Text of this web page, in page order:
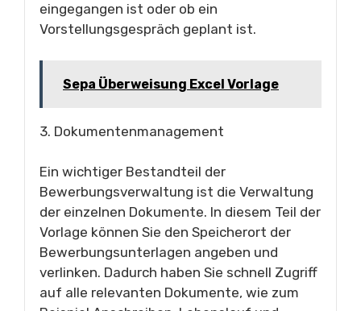
eingegangen ist oder ob ein
Vorstellungsgespräch geplant ist.
Sepa Überweisung Excel Vorlage
3. Dokumentenmanagement
Ein wichtiger Bestandteil der
Bewerbungsverwaltung ist die Verwaltung
der einzelnen Dokumente. In diesem Teil der
Vorlage können Sie den Speicherort der
Bewerbungsunterlagen angeben und
verlinken. Dadurch haben Sie schnell Zugriff
auf alle relevanten Dokumente, wie zum